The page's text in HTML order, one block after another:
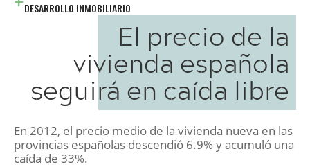
DESARROLLO INMOBILIARIO
El precio de la
vivienda española
seguirá en caída libre
En 2012, el precio medio de la vivienda nueva en las
provincias españolas descendió 6.9% y acumuló una
caída de 33%.